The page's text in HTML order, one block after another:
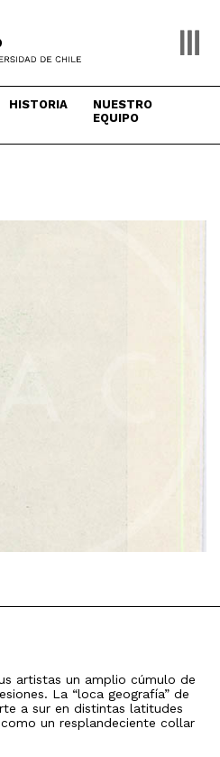
HISTORIA
NUESTRO
EQUIPO
artistas un amplio cúmulo de
La “loca geografía” de
a sur en distintas latitudes
un resplandeciente collar